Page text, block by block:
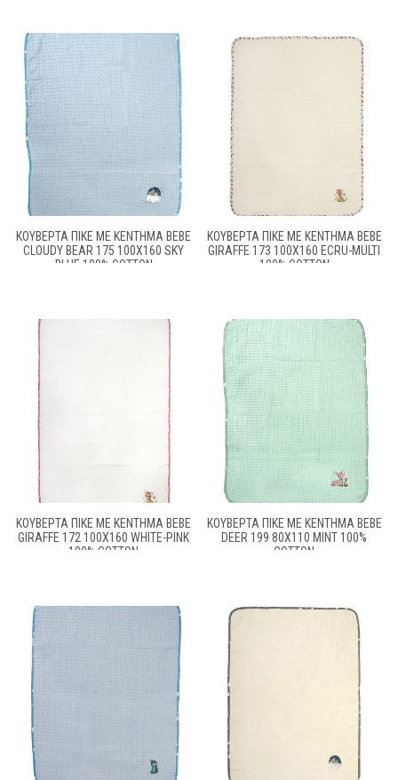
ΚΟΥΒΈΡΤΑ ΠΙΚΈ ΜΕ ΚΈΝΤΗΜΑ BEBE
CLOUDY BEAR 175 100X160 SKY
BLUE 100% COTTON
ΚΟΥΒΈΡΤΑ ΠΙΚΈ ΜΕ ΚΈΝΤΗΜΑ BEBE
GIRAFFE 173 100X160 ECRU-MULTI
100% COTTON
ΚΟΥΒΈΡΤΑ ΠΙΚΈ ΜΕ ΚΈΝΤΗΜΑ BEBE
GIRAFFE 172 100X160 WHITE-PINK
100% COTTON
ΚΟΥΒΈΡΤΑ ΠΙΚΈ ΜΕ ΚΈΝΤΗΜΑ BEBE
DEER 199 80X110 MINT 100%
COTTON